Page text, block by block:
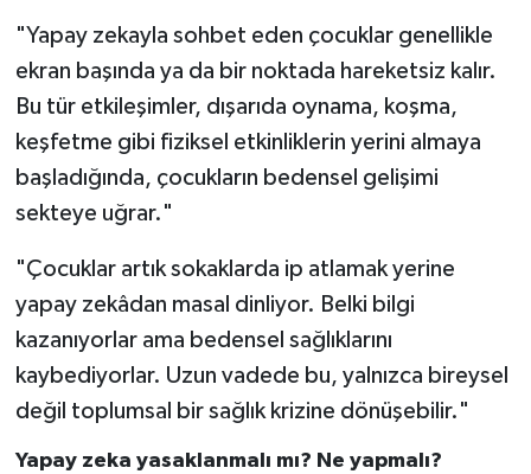
"Yapay zekayla sohbet eden çocuklar genellikle
ekran başında ya da bir noktada hareketsiz kalır.
Bu tür etkileşimler, dışarıda oynama, koşma,
keşfetme gibi fiziksel etkinliklerin yerini almaya
başladığında, çocukların bedensel gelişimi
sekteye uğrar."
"Çocuklar artık sokaklarda ip atlamak yerine
yapay zekâdan masal dinliyor. Belki bilgi
kazanıyorlar ama bedensel sağlıklarını
kaybediyorlar. Uzun vadede bu, yalnızca bireysel
değil toplumsal bir sağlık krizine dönüşebilir."
Yapay zeka yasaklanmalı mı? Ne yapmalı?